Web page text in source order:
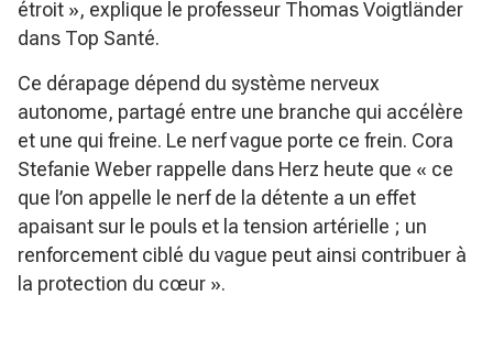
étroit », explique le professeur Thomas Voigtländer
dans Top Santé.
Ce dérapage dépend du système nerveux
autonome, partagé entre une branche qui accélère
et une qui freine. Le nerf vague porte ce frein. Cora
Stefanie Weber rappelle dans Herz heute que « ce
que l’on appelle le nerf de la détente a un effet
apaisant sur le pouls et la tension artérielle ; un
renforcement ciblé du vague peut ainsi contribuer à
la protection du cœur ».